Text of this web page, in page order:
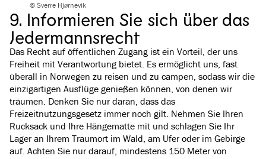
© Sverre Hjørnevik
9. Informieren Sie sich über das
Jedermannsrecht
Das Recht auf öffentlichen Zugang ist ein Vorteil, der uns
Freiheit mit Verantwortung bietet. Es ermöglicht uns, fast
überall in Norwegen zu reisen und zu campen, sodass wir die
einzigartigen Ausflüge genießen können, von denen wir
träumen. Denken Sie nur daran, dass das
Freizeitnutzungsgesetz immer noch gilt. Nehmen Sie Ihren
Rucksack und Ihre Hängematte mit und schlagen Sie Ihr
Lager an Ihrem Traumort im Wald, am Ufer oder im Gebirge
auf. Achten Sie nur darauf, mindestens 150 Meter von